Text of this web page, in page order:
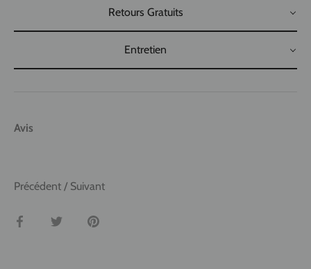
Retours Gratuits
Entretien
Avis
Précédent / Suivant
Partager TweeterÉpingler